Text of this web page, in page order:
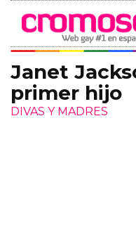
Janet
primer hijo
DIVAS Y MADRES